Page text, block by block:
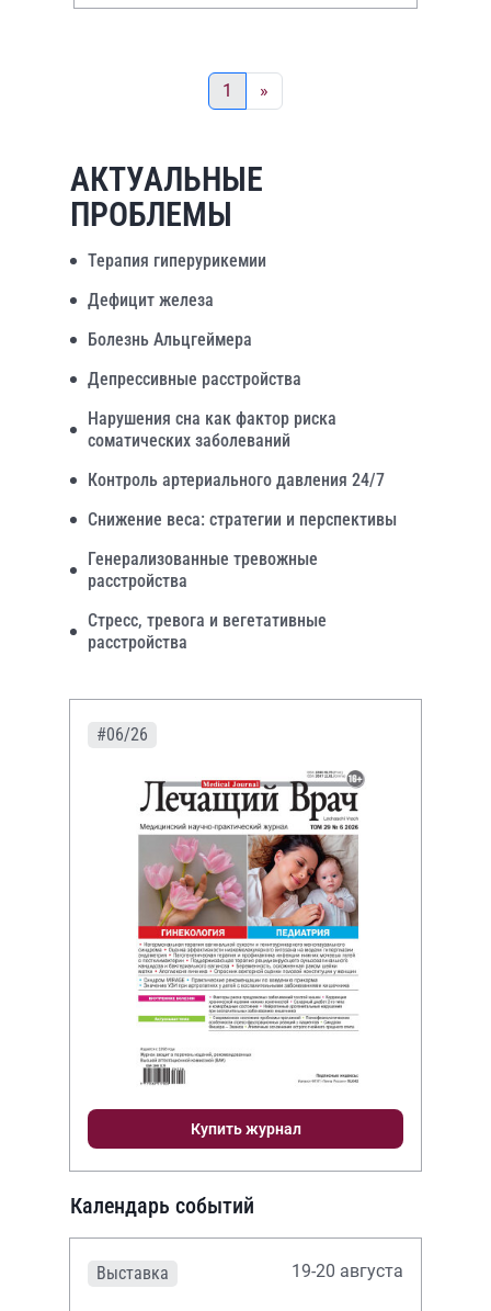
1 »
АКТУАЛЬНЫЕ
ПРОБЛЕМЫ
Терапия гиперурикемии
Дефицит железа
Болезнь Альцгеймера
Депрессивные расстройства
Нарушения сна как фактор риска
соматических заболеваний
Контроль артериального давления 24/7
Снижение веса: стратегии и перспективы
Генерализованные тревожные
расстройства
Стресс, тревога и вегетативные
расстройства
#06/26
Купить журнал
Календарь событий
Выставка 19-20 августа